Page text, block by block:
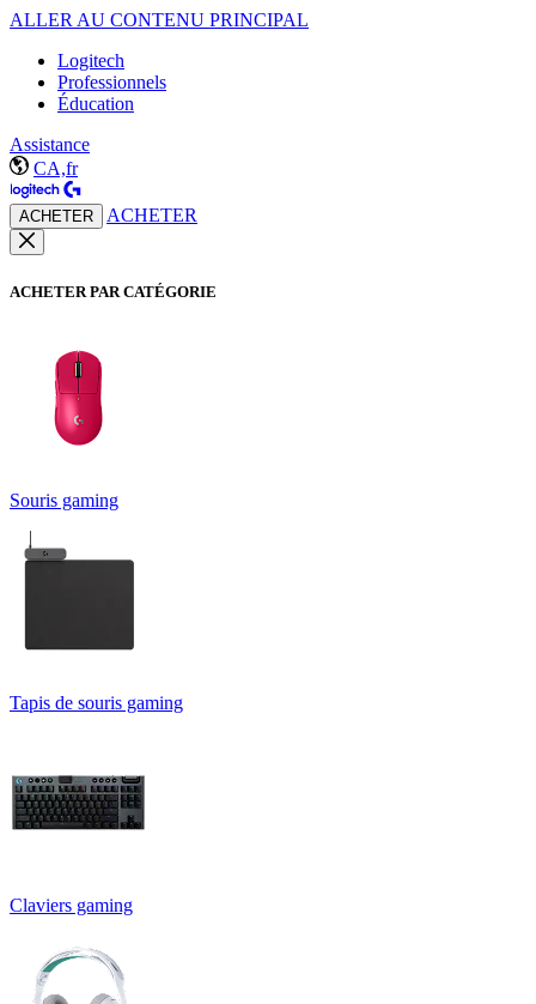
ALLER AU CONTENU PRINCIPAL
Logitech
Professionnels
Éducation
Assistance
CA,fr
ACHETER ACHETER
ACHETER PAR CATÉGORIE
Souris gaming
Tapis de souris gaming
Claviers gaming